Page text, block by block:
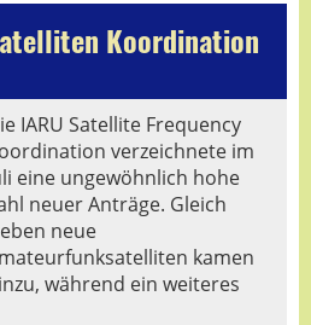
Koordination
IARU Satellite Frequency
verzeichnete im
eine ungewöhnlich hohe
neuer Anträge. Gleich
neue
kamen
während ein weiteres